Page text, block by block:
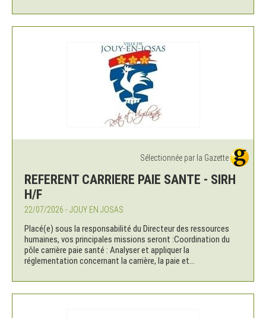
Sélectionnée par la Gazette
REFERENT CARRIERE PAIE SANTE - SIRH
H/F
22/07/2026 - JOUY EN JOSAS
Placé(e) sous la responsabilité du Directeur des ressources
humaines, vos principales missions seront :Coordination du
pôle carrière paie santé : Analyser et appliquer la
réglementation concernant la carrière, la paie et...